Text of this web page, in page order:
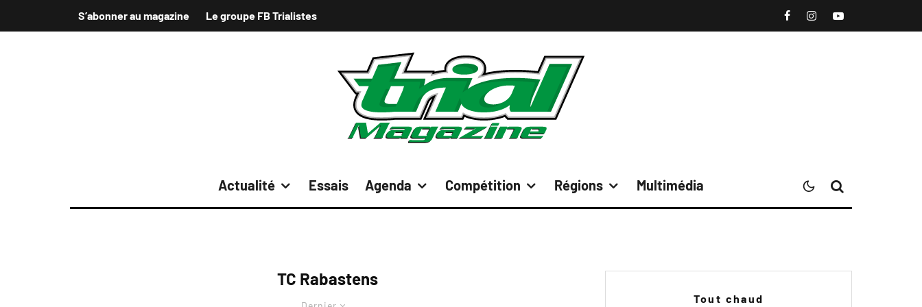
S’abonner au magazine Le groupe FB Trialistes
Actualité Essais Agenda Compétition Régions Multimédia
TC Rabastens
Tout chaud